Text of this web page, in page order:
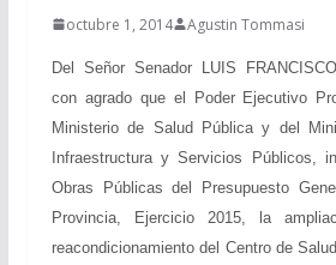
octubre 1, 2014 Agustin Tommasi
Del Señor Senador LUIS
con agrado que el Poder Ejecutivo
Ministerio de Salud Pública y del
Infraestructura y Servicios Públicos,
Obras Públicas del Presupuesto
Provincia, Ejercicio 2015, la
reacondicionamiento del Centro de